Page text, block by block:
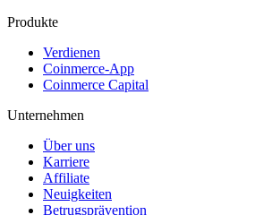
Produkte
Verdienen
Coinmerce-App
Coinmerce Capital
Unternehmen
Über uns
Karriere
Affiliate
Neuigkeiten
Betrugsprävention